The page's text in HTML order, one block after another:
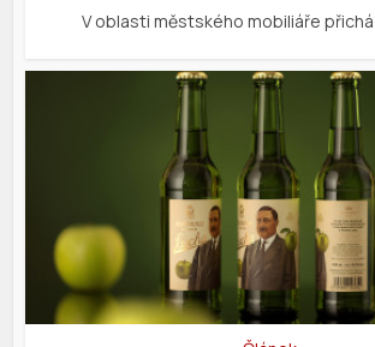
V oblasti městského mobiliáře